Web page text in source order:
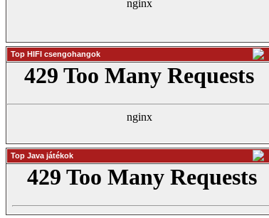
Top HIFI csengohangok
Top Java játékok